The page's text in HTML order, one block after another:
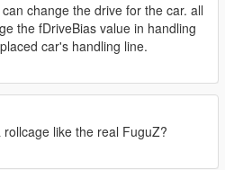
change the drive for the car. all
the fDriveBias value in handling
car's handling line.
like the real FuguZ?